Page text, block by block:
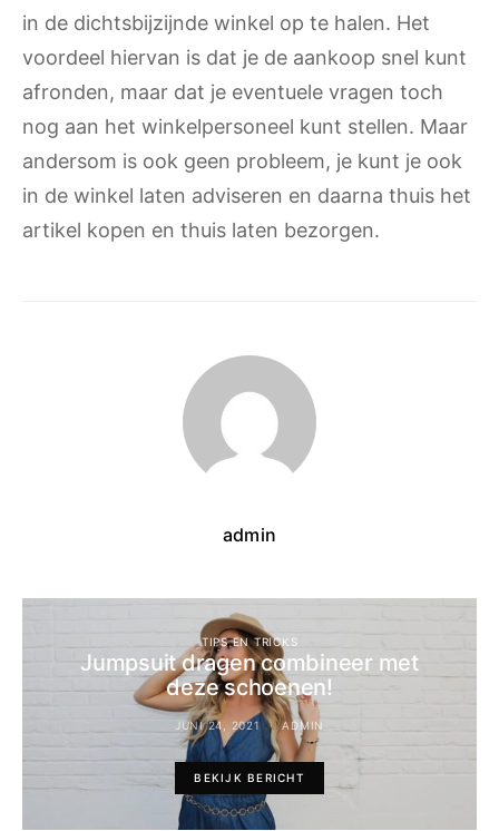
in de dichtsbijzijnde winkel op te halen. Het
voordeel hiervan is dat je de aankoop snel kunt
afronden, maar dat je eventuele vragen toch
nog aan het winkelpersoneel kunt stellen. Maar
andersom is ook geen probleem, je kunt je ook
in de winkel laten adviseren en daarna thuis het
artikel kopen en thuis laten bezorgen.
admin
TIPS EN TRICKS
Jumpsuit dragen combineer met
deze schoenen!
JUNI 24, 2021 ADMIN
BEKIJK BERICHT